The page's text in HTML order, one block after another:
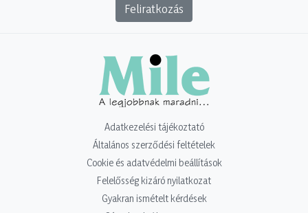
Feliratkozás
Adatkezelési tájékoztató
Általános szerződési feltételek
Cookie és adatvédelmi beállítások
Felelősség kizáró nyilatkozat
Gyakran ismételt kérdések